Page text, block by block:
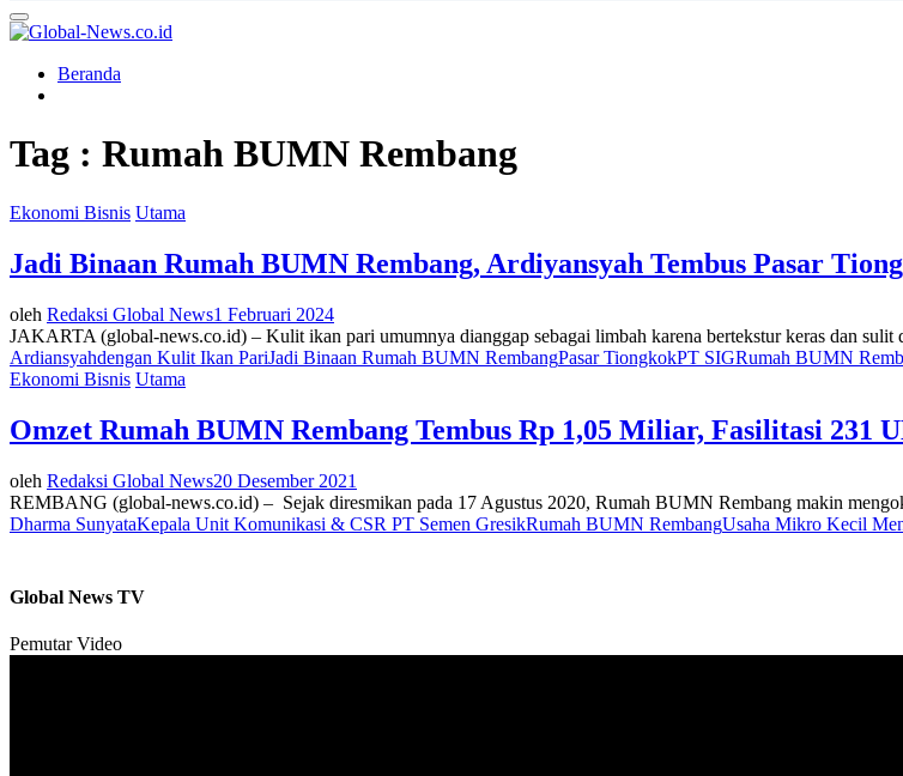
Primary
Menu
Beranda
Tag : Rumah BUMN Rembang
Ekonomi Bisnis Utama
Jadi Binaan Rumah BUMN Rembang, Ardiyansyah Tembus Pasar
oleh Redaksi Global News1 Februari 2024
JAKARTA (global-news.co.id) – Kulit ikan pari umumnya dianggap sebagai limbah karena bertekstur keras dan
Ardiansyahdengan Kulit Ikan PariJadi Binaan Rumah BUMN RembangPasar TiongkokPT SIGRumah BUMN
Ekonomi Bisnis Utama
Omzet Rumah BUMN Rembang Tembus Rp 1,05 Miliar, Fasilitasi 231
oleh Redaksi Global News20 Desember 2021
REMBANG (global-news.co.id) – Sejak diresmikan pada 17 Agustus 2020, Rumah BUMN Rembang makin
Dharma SunyataKepala Unit Komunikasi & CSR PT Semen GresikRumah BUMN RembangUsaha Mikro Kecil
Global News TV
Pemutar Video